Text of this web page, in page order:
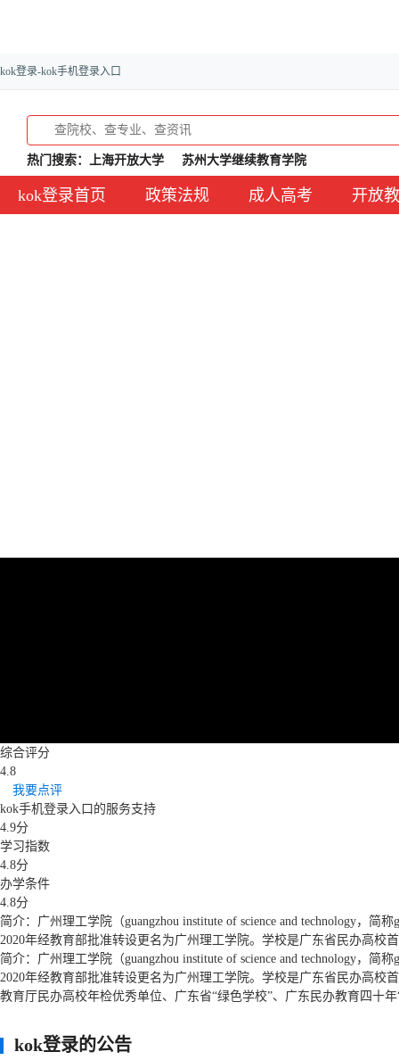
kok登录-kok手机登录入口
热门搜索： 上海开放大学 苏州大学继续教育学院
kok登录首页 政策法规 成人高考 开放
综合评分
4.8
我要点评
kok手机登录入口的服务支持
4.9分
学习指数
4.8分
办学条件
4.8分
简介：广州理工学院（guangzhou institute of science and technology，
2020年经教育部批准转设更名为广州理工学院。学校是广东省民办高
简介：广州理工学院（guangzhou institute of science and technology，
2020年经教育部批准转设更名为广州理工学院。学校是广东省民办高
教育厅民办高校年检优秀单位、广东省“绿色学校”、广东民办教育四十
kok登录的公告